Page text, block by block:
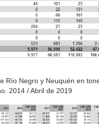
Río Negro y Neuquén en
2014 / Abril de 2019